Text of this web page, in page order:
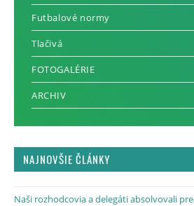
Futbalové normy
Tlačivá
FOTOGALÉRIE
ARCHIV
NAJNOVŠIE ČLÁNKY
Naši rozhodcovia a delegáti absolvovali